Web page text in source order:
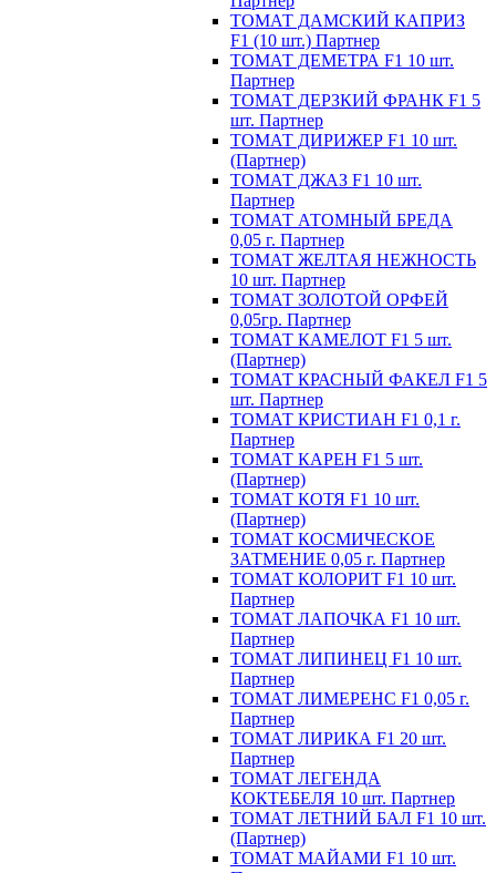
ТОМАТ ДАМСКИЙ КАПРИЗ
F1 (10 шт.) Партнер
ТОМАТ ДЕМЕТРА F1 10 шт.
Партнер
ТОМАТ ДЕРЗКИЙ ФРАНК F1 5
шт. Партнер
ТОМАТ ДИРИЖЕР F1 10 шт.
(Партнер)
ТОМАТ ДЖАЗ F1 10 шт.
Партнер
ТОМАТ АТОМНЫЙ БРЕДА
0,05 г. Партнер
ТОМАТ ЖЕЛТАЯ НЕЖНОСТЬ
10 шт. Партнер
ТОМАТ ЗОЛОТОЙ ОРФЕЙ
0,05гр. Партнер
ТОМАТ КАМЕЛОТ F1 5 шт.
(Партнер)
ТОМАТ КРАСНЫЙ ФАКЕЛ F1 5
шт. Партнер
ТОМАТ КРИСТИАН F1 0,1 г.
Партнер
ТОМАТ КАРЕН F1 5 шт.
(Партнер)
ТОМАТ КОТЯ F1 10 шт.
(Партнер)
ТОМАТ КОСМИЧЕСКОЕ
ЗАТМЕНИЕ 0,05 г. Партнер
ТОМАТ КОЛОРИТ F1 10 шт.
Партнер
ТОМАТ ЛАПОЧКА F1 10 шт.
Партнер
ТОМАТ ЛИПИНЕЦ F1 10 шт.
Партнер
ТОМАТ ЛИМЕРЕНС F1 0,05 г.
Партнер
ТОМАТ ЛИРИКА F1 20 шт.
Партнер
ТОМАТ ЛЕГЕНДА
КОКТЕБЕЛЯ 10 шт. Партнер
ТОМАТ ЛЕТНИЙ БАЛ F1 10 шт.
(Партнер)
ТОМАТ МАЙАМИ F1 10 шт.